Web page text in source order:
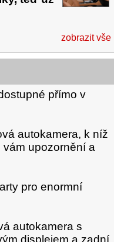
zobrazit vše
přímo v
autokamera, k níž
upozornění a
pro enormní
autokamera s
displejem a zadní